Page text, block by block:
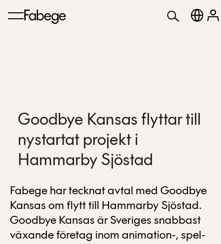
Goodbye Kansas flyttar till
nystartat projekt i
Hammarby Sjöstad
Fabege har tecknat avtal med Goodbye
Kansas om flytt till Hammarby Sjöstad.
Goodbye Kansas är Sveriges snabbast
växande företag inom animation-, spel-